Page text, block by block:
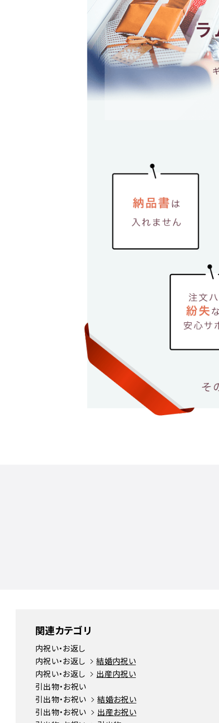
関連カテゴリ
内祝い・お返し
内祝い・お返し
結婚内祝い
内祝い・お返し
出産内祝い
引出物・お祝い
引出物・お祝い
結婚お祝い
引出物・お祝い
出産お祝い